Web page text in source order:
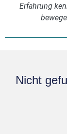
Erfahrung
Nicht